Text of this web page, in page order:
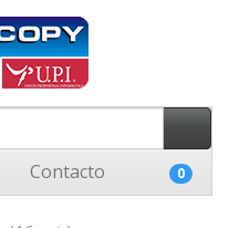
Contacto 0